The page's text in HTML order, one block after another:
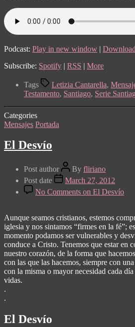
Podcast: Play in new window | Download
Subscribe: Spotify | RSS | More
Tags Letizia Cantarella,
Testamento, Santiago, Serie
Categories
Mensajes Portada
El Desvío
Post author By fliriano
Post date
March 27, 2012
No Comments on El Desvío
Aunque seamos cristianos, estemos
iglesia y nos sintamos “firmes en la fé”;
momento podamos ser vulnerables y
conduce a Cristo. Tenemos que estar en
nuestro corazón, de la forma que
con las que las hacemos, siempre con
con la misma o mayor necesidad cada
vidas.
.
.
El Desvío